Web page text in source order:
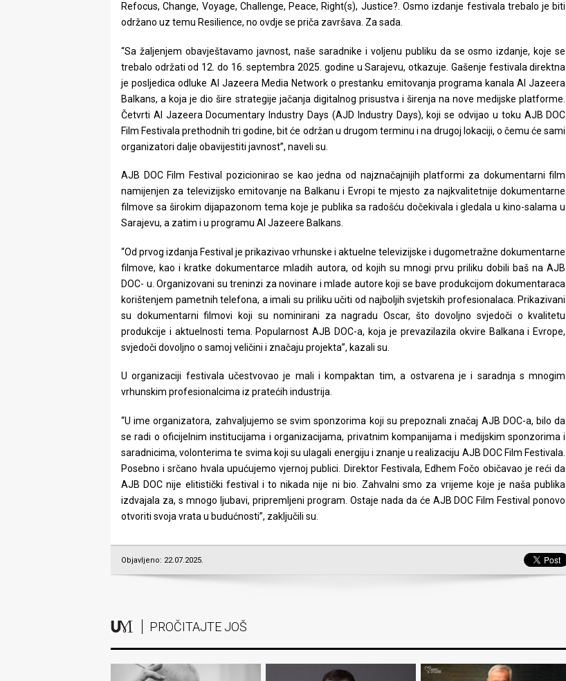
Refocus, Change, Voyage, Challenge, Peace, Right(s), Justice?. Osmo izdanje festivala trebalo je biti
održano uz temu Resilience, no ovdje se priča završava. Za sada.
“Sa žaljenjem obavještavamo javnost, naše saradnike i voljenu publiku da se osmo izdanje, koje se
trebalo održati od 12. do 16. septembra 2025. godine u Sarajevu, otkazuje. Gašenje festivala direktna
je posljedica odluke Al Jazeera Media Network o prestanku emitovanja programa kanala Al Jazeera
Balkans, a koja je dio šire strategije jačanja digitalnog prisustva i širenja na nove medijske platforme.
Četvrti Al Jazeera Documentary Industry Days (AJD Industry Days), koji se odvijao u toku AJB DOC
Film Festivala prethodnih tri godine, bit će održan u drugom terminu i na drugoj lokaciji, o čemu će sami
organizatori dalje obavijestiti javnost”, naveli su.
AJB DOC Film Festival pozicionirao se kao jedna od najznačajnijih platformi za dokumentarni film
namijenjen za televizijsko emitovanje na Balkanu i Evropi te mjesto za najkvalitetnije dokumentarne
filmove sa širokim dijapazonom tema koje je publika sa radošću dočekivala i gledala u kino-salama u
Sarajevu, a zatim i u programu Al Jazeere Balkans.
“Od prvog izdanja Festival je prikazivao vrhunske i aktuelne televizijske i dugometražne dokumentarne
filmove, kao i kratke dokumentarce mladih autora, od kojih su mnogi prvu priliku dobili baš na AJB
DOC- u. Organizovani su treninzi za novinare i mlade autore koji se bave produkcijom dokumentaraca
korištenjem pametnih telefona, a imali su priliku učiti od najboljih svjetskih profesionalaca. Prikazivani
su dokumentarni filmovi koji su nominirani za nagradu Oscar, što dovoljno svjedoči o kvalitetu
produkcije i aktuelnosti tema. Popularnost AJB DOC-a, koja je prevazilazila okvire Balkana i Evrope,
svjedoči dovoljno o samoj veličini i značaju projekta”, kazali su.
U organizaciji festivala učestvovao je mali i kompaktan tim, a ostvarena je i saradnja s mnogim
vrhunskim profesionalcima iz pratećih industrija.
“U ime organizatora, zahvaljujemo se svim sponzorima koji su prepoznali značaj AJB DOC-a, bilo da
se radi o oficijelnim institucijama i organizacijama, privatnim kompanijama i medijskim sponzorima i
saradnicima, volonterima te svima koji su ulagali energiju i znanje u realizaciju AJB DOC Film Festivala.
Posebno i srčano hvala upućujemo vjernoj publici. Direktor Festivala, Edhem Fočo običavao je reći da
AJB DOC nije elitistički festival i to nikada nije ni bio. Zahvalni smo za vrijeme koje je naša publika
izdvajala za, s mnogo ljubavi, pripremljeni program. Ostaje nada da će AJB DOC Film Festival ponovo
otvoriti svoja vrata u budućnosti”, zaključili su.
Objavljeno: 22.07.2025.
PROČITAJTE JOŠ